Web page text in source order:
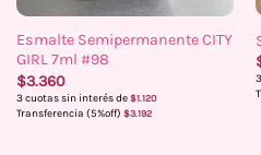
Esmalte Semipermanente CITY
GIRL 7ml #98
$3.360
3 cuotas sin interés de $1.120
Transferencia (5%off) $3.192